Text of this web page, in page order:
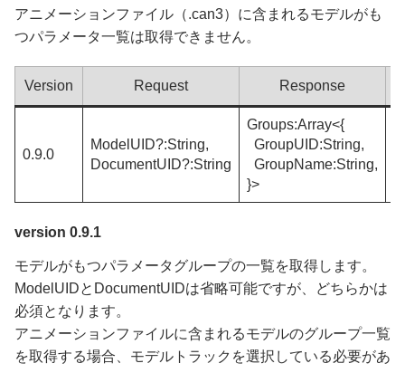
アニメーションファイル（.can3）に含まれるモデルがも
つパラメータ一覧は取得できません。
Version Request Response
0.9.0
ModelUID?:String,
DocumentUID?:String
Groups:Array<{
GroupUID:String,
GroupName:String,
}>
version 0.9.1
モデルがもつパラメータグループの一覧を取得します。
ModelUIDとDocumentUIDは省略可能ですが、どちらかは
必須となります。
アニメーションファイルに含まれるモデルのグループ一覧
を取得する場合、モデルトラックを選択している必要があ